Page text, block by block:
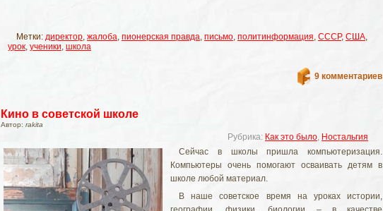
Метки: директор, жалоба, пионерская правда, письмо, политинформация, СССР, США,
урок, ученики, школа
9 комментариев
Кино в советской школе
Автор: rakita
Рубрика: Как это было, Ностальгия
Сейчас в школы пришла компьютеризация.
Компьютеры очень помогают осваивать детям в
школе любой материал.
В наше советское время на уроках истории,